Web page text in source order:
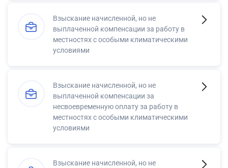
Взыскание начисленной, но не
выплаченной компенсации за работу в
местностях с особыми климатическими
условиями
Взыскание начисленной, но не
выплаченной компенсации за
несвоевременную оплату за работу в
местностях с особыми климатическими
условиями
Взыскание начисленной, но не